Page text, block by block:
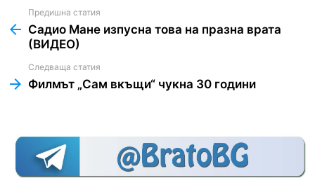
more
Предишна статия
Садио Мане изпусна това на празна врата
(ВИДЕО)
Следваща статия
Филмът „Сам вкъщи“ чукна 30 години